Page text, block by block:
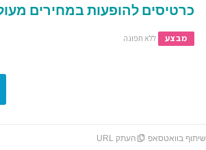
כרטיסים להופעות במחירים
מבצע ללא תפוגה
שיתוף בוואטסאפ העתק URL